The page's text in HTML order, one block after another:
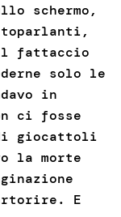
schermo,
il fattaccio
solo le
in
ci fosse
giocattoli
la morte
E